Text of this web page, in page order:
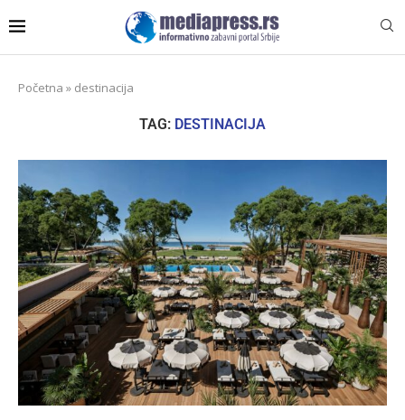
Početna » destinacija
TAG: DESTINACIJA